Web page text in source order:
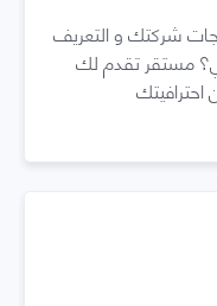
شركتك و التعريف
مستقر تقدم لك